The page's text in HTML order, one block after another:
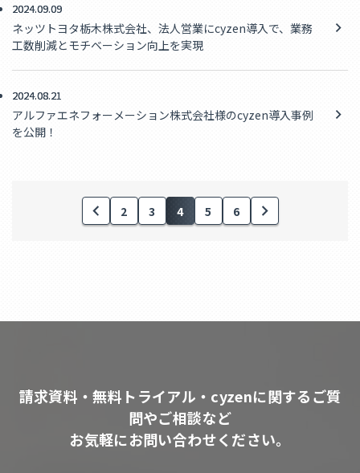
2024.09.09
ネッツトヨタ栃木株式会社、法人営業にcyzen導入で、業務
工数削減とモチベーション向上を実現
2024.08.21
アルファエネフォーメーション株式会社様のcyzen導入事例
を公開！
2 3 4 5 6
請求資料・無料トライアル・cyzenに関するご質
問やご相談など
お気軽にお問い合わせください。